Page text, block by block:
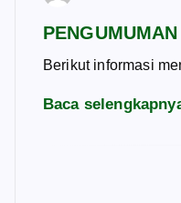
Berikut informasi
Baca